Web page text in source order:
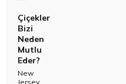
Çiçekler
Bizi
Neden
Mutlu
Eder?
New
Jersey